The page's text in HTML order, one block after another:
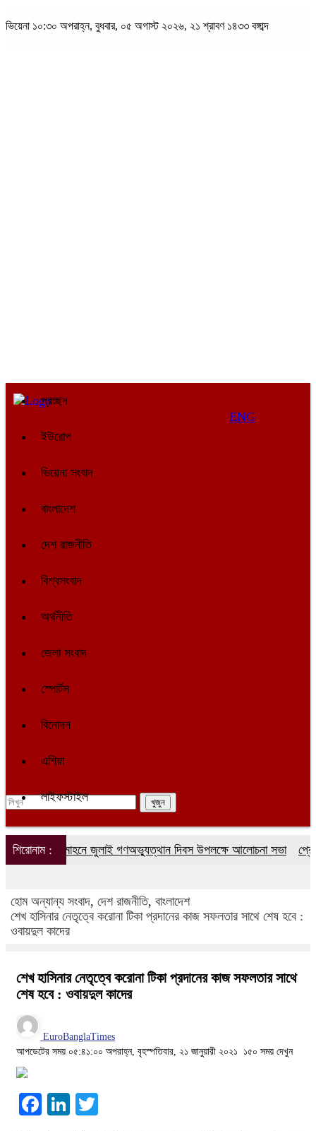
ভিয়েনা ১০:৩০ অপরাহ্ন, বুধবার, ০৫ অগাস্ট ২০২৬, ২১ শ্রাবণ ১৪৩৩ বঙ্গাব্দ
প্রচ্ছদ
ইউরোপ
ভিয়েনা সংবাদ
বাংলাদেশ
দেশ রাজনীতি
বিশ্বসংবাদ
অর্থনীতি
জেলা সংবাদ
স্পোর্টস
বিনোদন
এশিয়া
লাইফস্টাইল
ENG
শিরোনাম :
লালমোহনে জুলাই গণঅভ্যুত্থান দিবস উপলক্ষে আলোচনা সভা প্রেমের
হোম অন্যান্য সংবাদ, দেশ রাজনীতি, বাংলাদেশ
শেখ হাসিনার নেতৃত্বে করোনা টিকা প্রদানের কাজ সফলতার সাথে শেষ হবে :
ওবায়দুল কাদের
শেখ হাসিনার নেতৃত্বে করোনা টিকা প্রদানের কাজ সফলতার সাথে
শেষ হবে : ওবায়দুল কাদের
EuroBanglaTimes
আপডেটের সময় ০৫:৪১:০০ অপরাহ্ন, বৃহস্পতিবার, ২১ জানুয়ারী ২০২১
১৫০ সময় দেখুন
Facebook
LinkedIn